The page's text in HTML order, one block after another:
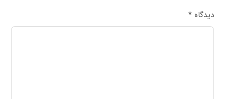
دیدگاه*